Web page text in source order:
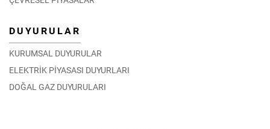
DUYURULAR
KURUMSAL DUYURULAR
ELEKTRİK PİYASASI DUYURLARI
DOĞAL GAZ DUYURULARI